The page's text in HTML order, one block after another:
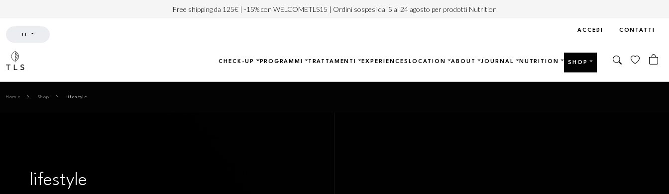
Free shipping da 125€ | -15% con WELCOMETLS15 | Ordini sospesi dal 5 al 24 agosto per prodotti Nutrition
IT
ACCEDI CONTATTI
CHECK-UP PROGRAMMI TRATTAMENTI EXPERIENCES LOCATION ABOUT JOURNAL NUTRITION SHOP
Home Shop lifestyle
lifestyle